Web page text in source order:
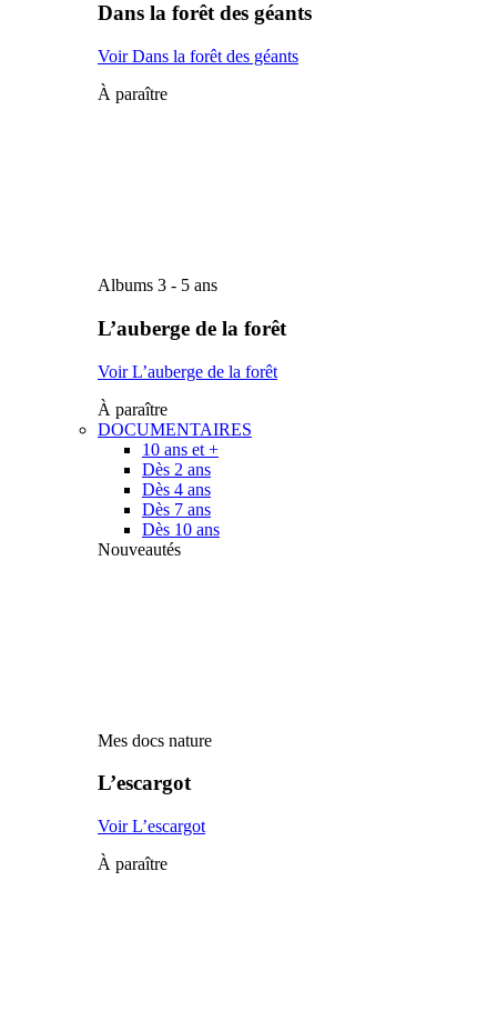
Dans la forêt des géants
Voir Dans la forêt des géants
À paraître
Albums 3 - 5 ans
L’auberge de la forêt
Voir L’auberge de la forêt
À paraître
DOCUMENTAIRES
10 ans et +
Dès 2 ans
Dès 4 ans
Dès 7 ans
Dès 10 ans
Nouveautés
Mes docs nature
L’escargot
Voir L’escargot
À paraître